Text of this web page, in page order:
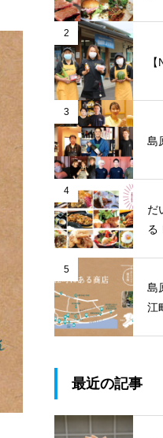
の
2
3
島
4
だ
る
5
島
江
最近の記事